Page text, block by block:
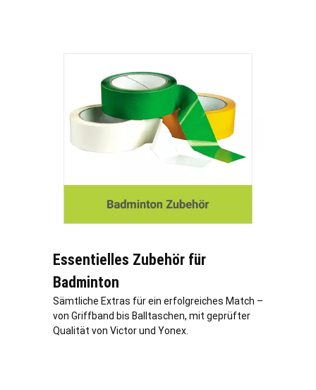
Essentielles Zubehör für
Badminton
Sämtliche Extras für ein erfolgreiches Match –
von Griffband bis Balltaschen, mit geprüfter
Qualität von Victor und Yonex.